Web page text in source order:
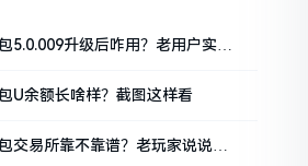
5.0.009升级后咋用？老用户实测
U余额长啥样？截图这样看
交易所靠不靠谱？老玩家说说心